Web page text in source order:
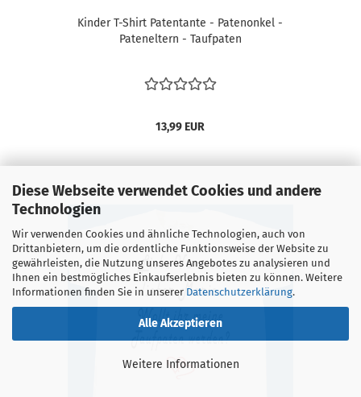
Diese Webseite verwendet Cookies und andere
Technologien
Wir verwenden Cookies und ähnliche Technologien, auch von
Drittanbietern, um die ordentliche Funktionsweise der Website zu
gewährleisten, die Nutzung unseres Angebotes zu analysieren und
Ihnen ein bestmögliches Einkaufserlebnis bieten zu können. Weitere
Informationen finden Sie in unserer Datenschutzerklärung.
Alle Akzeptieren
Weitere Informationen
Kinder T-Shirt Patentante - Patenonkel -
Pateneltern - Taufpaten
13,99 EUR